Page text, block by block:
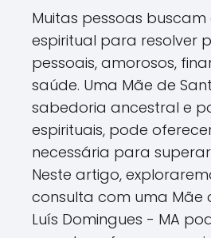
Muitas pessoas
espiritual para resolver
pessoais, amorosos,
saúde. Uma Mãe de
sabedoria ancestral e
espirituais, pode
necessária para
Neste artigo,
consulta com uma Mãe
Luís Domingues - MA